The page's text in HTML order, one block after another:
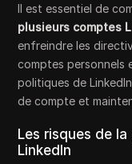
Il est essentiel de
plusieurs comptes
enfreindre les
comptes personnels
politiques de
de compte et
Les risques de
LinkedIn